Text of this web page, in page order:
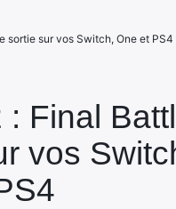
: Final
vos
sortie sur vos Switch, One et PS4